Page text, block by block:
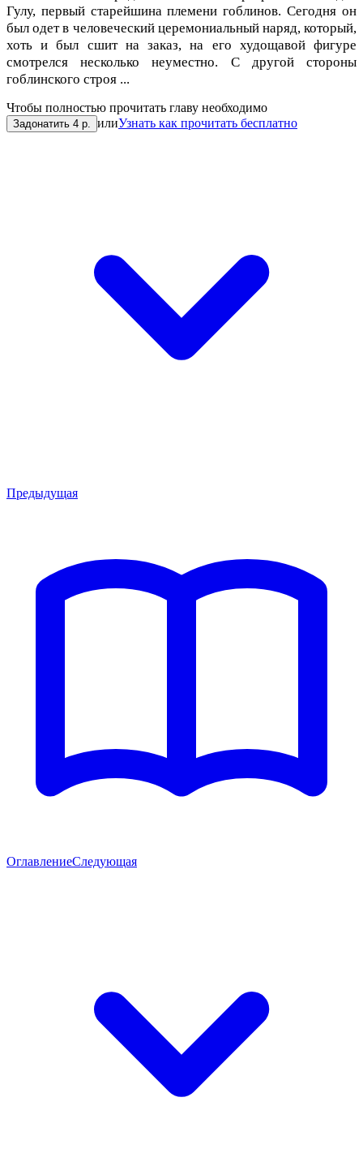
Гулу, первый старейшина племени гоблинов. Сегодня он
был одет в человеческий церемониальный наряд, который,
хоть и был сшит на заказ, на его худощавой фигуре
смотрелся несколько неуместно. С другой стороны
гоблинского строя ...
Чтобы полностью прочитать главу необходимо
Задонатить 4 р. илиУзнать как прочитать бесплатно
Предыдущая
ОглавлениеСледующая